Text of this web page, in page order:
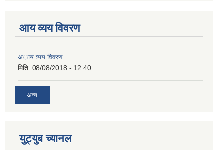
आय व्यय विवरण
अाय व्यय विवरण
मिति: 08/08/2018 - 12:40
अन्य
युट्युब च्यानल